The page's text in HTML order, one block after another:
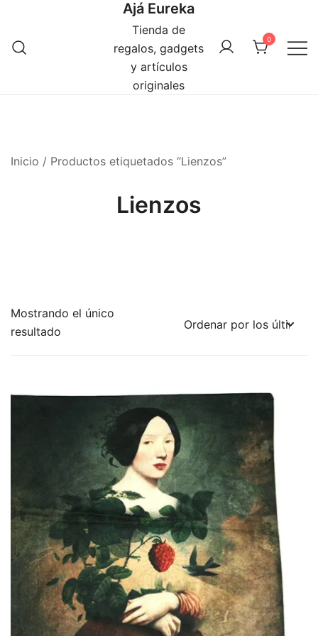
contenido
Ajá Eureka
Tienda de
regalos, gadgets
y artículos
originales
0
Inicio / Productos etiquetados “Lienzos”
Lienzos
Mostrando el único
resultado